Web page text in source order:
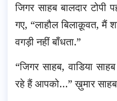
जिगर साहब बालदार
गए, “लाहौल बिलाक़ूवत, मैं
वगड़ी नहीं बाँधता.”
“जिगर साहब, वाडिया
रहे हैं आपको…” ख़ुमार